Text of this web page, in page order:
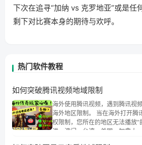
下次在追寻“加纳 vs 克罗地亚”或是任
剩下对比赛本身的期待与欢呼。
热门软件教程
如何突破腾讯视频地域限制
海外使用腾讯视频，遇到腾讯视
海外地区限制。 当在海外打开腾讯视频，却突然弹出“由于版
权限制，您所在的地区无法播放”的提示语。
港、澳门、台湾、美国、加拿大